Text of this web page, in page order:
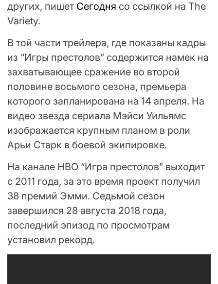
других, пишет Сегодня со ссылкой на The
Variety.
В той части трейлера, где показаны кадры
из “Игры престолов” содержится намек на
захватывающее сражение во второй
половине восьмого сезона, премьера
которого запланирована на 14 апреля. На
видео звезда сериала Мэйси Уильямс
изображается крупным планом в роли
Арьи Старк в боевой экипировке.
На канале HBO “Игра престолов” выходит
с 2011 года, за это время проект получил
38 премий Эмми. Седьмой сезон
завершился 28 августа 2018 года,
последний эпизод по просмотрам
установил рекорд.